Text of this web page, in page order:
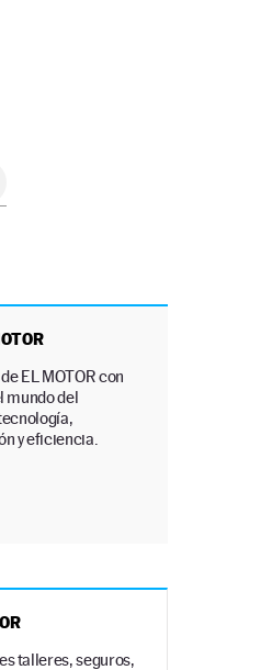
EL MOTOR con
mundo del
y eficiencia.
talleres, seguros,